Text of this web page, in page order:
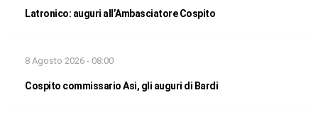
Latronico: auguri all’Ambasciatore Cospito
8 Agosto 2026 - 08:00
Cospito commissario Asi, gli auguri di Bardi